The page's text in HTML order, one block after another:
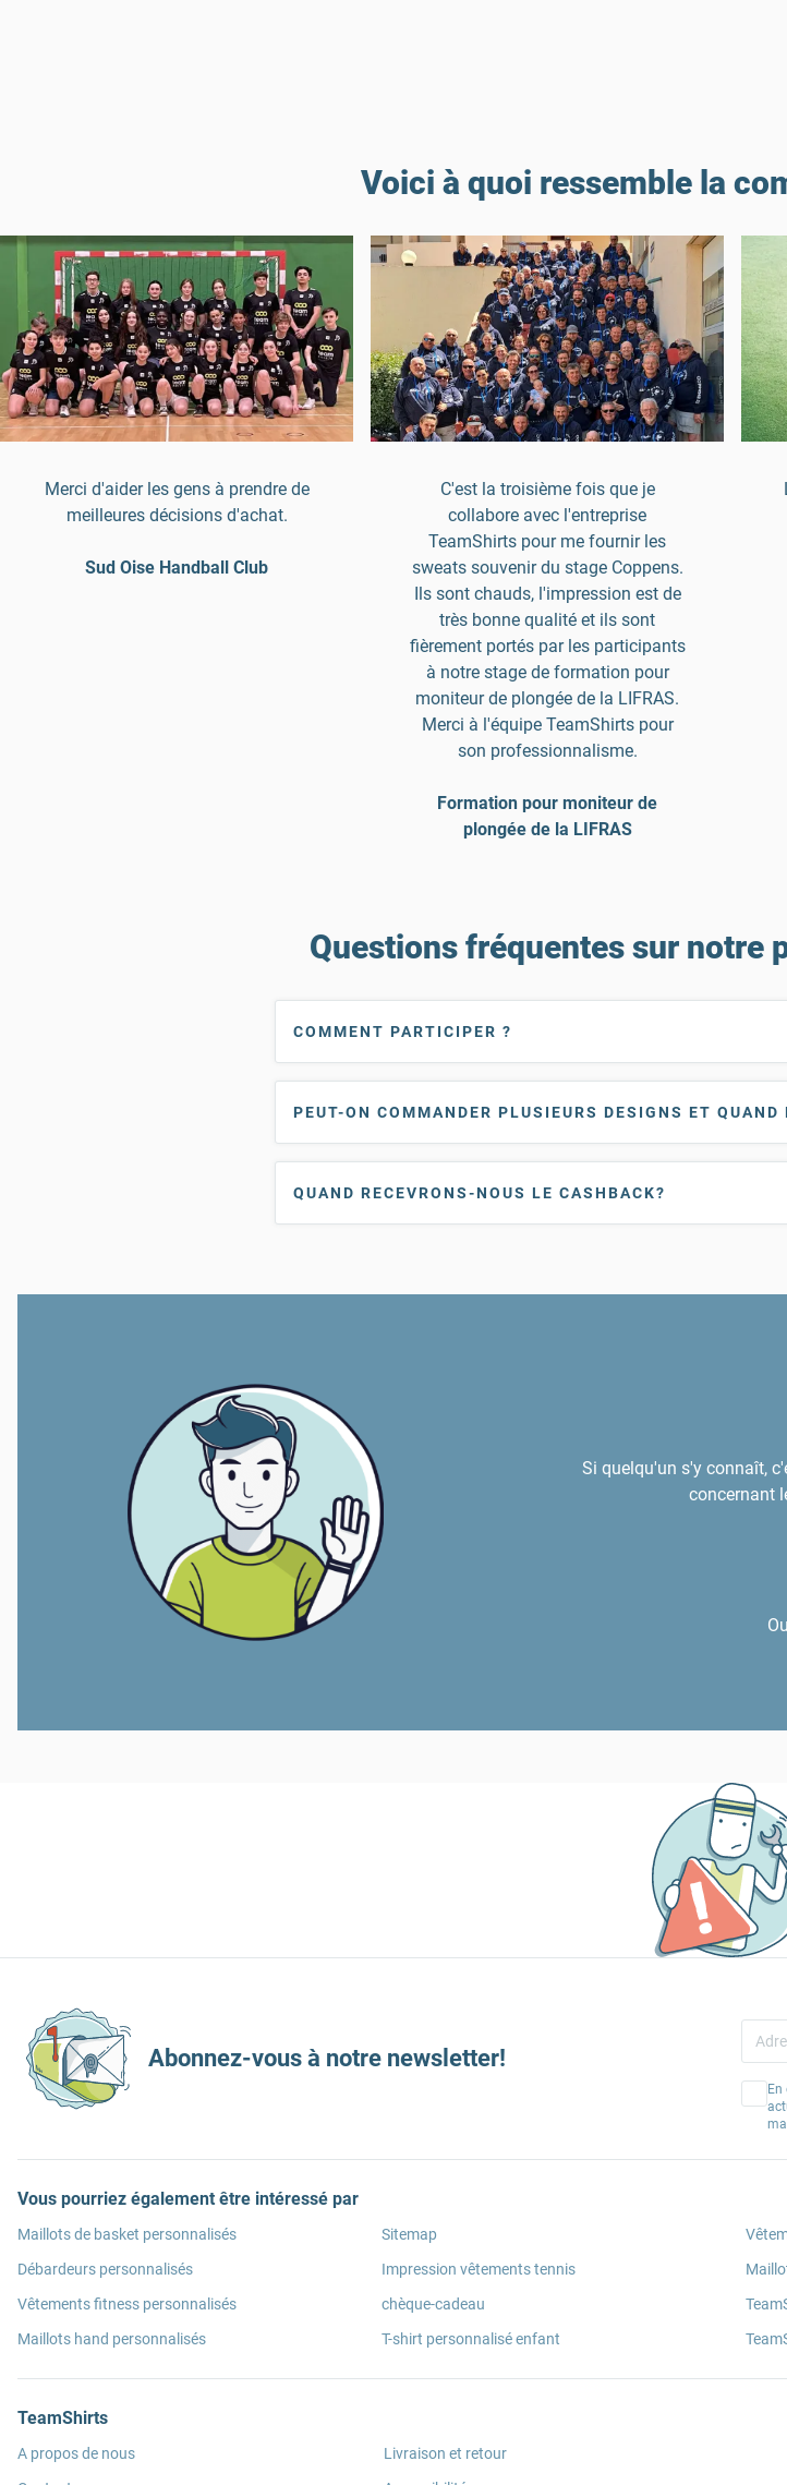
Voici à quoi ressemble la
Merci d'aider les gens à prendre de
meilleures décisions d'achat.
Sud Oise Handball Club
C'est la troisième fois que je
collabore avec l'entreprise
TeamShirts pour me fournir les
sweats souvenir du stage Coppens.
Ils sont chauds, l'impression est de
très bonne qualité et ils sont
fièrement portés par les participants
à notre stage de formation pour
moniteur de plongée de la LIFRAS.
Merci à l'équipe TeamShirts pour
son professionnalisme.
Formation pour moniteur de
plongée de la LIFRAS
Questions fréquentes sur notre
COMMENT PARTICIPER ?
PEUT-ON COMMANDER PLUSIEURS DESIGNS ET QUAND
QUAND RECEVRONS-NOUS LE CASHBACK?
Si quelqu'un s'y connaît,
concernant
Abonnez-vous à notre newsletter!
Vous pourriez également être intéressé par
Maillots de basket personnalisés
Débardeurs personnalisés
Vêtements fitness personnalisés
Maillots hand personnalisés
Sitemap
Impression vêtements tennis
chèque-cadeau
T-shirt personnalisé enfant
TeamShirts
A propos de nous
Livraison et retour